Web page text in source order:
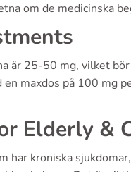
om de medicinska
är 25-50 mg, vilket
maxdos på 100 mg
Elderly &
har kroniska